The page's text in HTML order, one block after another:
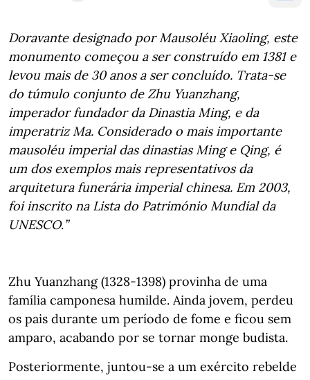
Doravante designado por Mausoléu Xiaoling, este
monumento começou a ser construído em 1381 e
levou mais de 30 anos a ser concluído. Trata-se
do túmulo conjunto de Zhu Yuanzhang,
imperador fundador da Dinastia Ming, e da
imperatriz Ma. Considerado o mais importante
mausoléu imperial das dinastias Ming e Qing, é
um dos exemplos mais representativos da
arquitetura funerária imperial chinesa. Em 2003,
foi inscrito na Lista do Património Mundial da
UNESCO.”
Zhu Yuanzhang (1328-1398) provinha de uma
família camponesa humilde. Ainda jovem, perdeu
os pais durante um período de fome e ficou sem
amparo, acabando por se tornar monge budista.
Posteriormente, juntou-se a um exército rebelde